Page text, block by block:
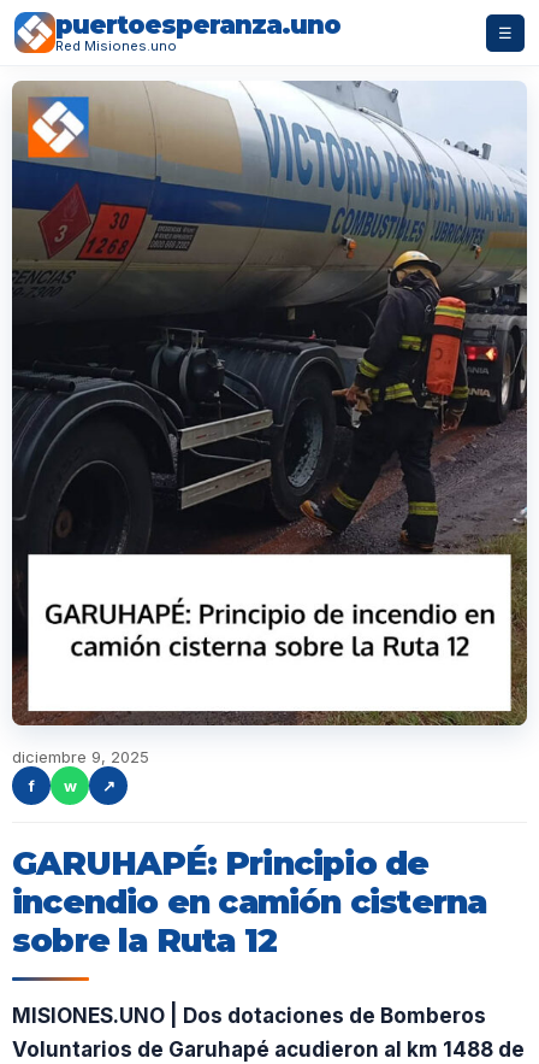
puertoesperanza.uno
Red Misiones.uno
☰
diciembre 9, 2025
f
w ↗
GARUHAPÉ: Principio de
incendio en camión cisterna
sobre la Ruta 12
MISIONES.UNO | Dos dotaciones de Bomberos
Voluntarios de Garuhapé acudieron al km 1488 de